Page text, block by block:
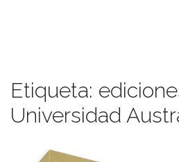
Etiqueta:
Universidad